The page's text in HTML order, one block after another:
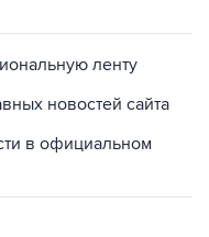
ленту
новостей сайта
в официальном